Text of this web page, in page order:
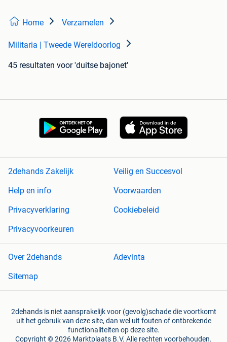
Home Verzamelen
Militaria | Tweede Wereldoorlog
45 resultaten voor 'duitse bajonet'
2dehands Zakelijk
Veilig en Succesvol
Help en info
Voorwaarden
Privacyverklaring
Cookiebeleid
Privacyvoorkeuren
Over 2dehands
Adevinta
Sitemap
2dehands is niet aansprakelijk voor (gevolg)schade die voortkomt
uit het gebruik van deze site, dan wel uit fouten of ontbrekende
functionaliteiten op deze site.
Copyright © 2026 Marktplaats B.V. Alle rechten voorbehouden.